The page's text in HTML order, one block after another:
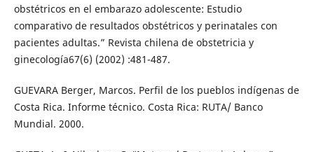
obstétricos en el embarazo adolescente: Estudio
comparativo de resultados obstétricos y perinatales con
pacientes adultas.” Revista chilena de obstetricia y
ginecología67(6) (2002) :481-487.
GUEVARA Berger, Marcos. Perfil de los pueblos indígenas de
Costa Rica. Informe técnico. Costa Rica: RUTA/ Banco
Mundial. 2000.